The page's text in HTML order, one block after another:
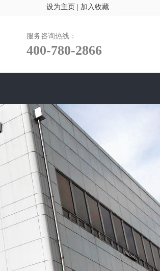
设为主页 加入收藏
服务咨询热线：
400-780-2866